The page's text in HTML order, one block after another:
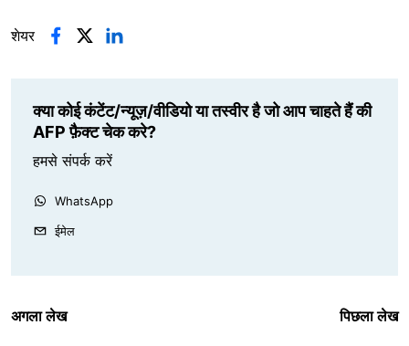
शेयर
क्या कोई कंटेंट/न्यूज़/वीडियो या तस्वीर है जो आप चाहते हैं की
AFP फ़ैक्ट चेक करे?
हमसे संपर्क करें
WhatsApp
ईमेल
अगला लेख पिछला लेख